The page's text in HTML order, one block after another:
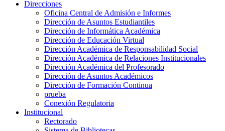
Direcciones
Oficina Central de Admisión e Informes
Dirección de Asuntos Estudiantiles
Dirección de Informática Académica
Dirección de Educación Virtual
Dirección Académica de Responsabilidad Social
Dirección Académica de Relaciones Institucionales
Dirección Académica del Profesorado
Dirección de Asuntos Académicos
Dirección de Formación Continua
prueba
Conexión Regulatoria
Institucional
Rectorado